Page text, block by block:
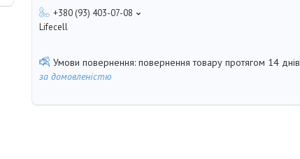
+380 (93) 403-07-08
Lifecell
повернення товару протягом 14 днів
за домовленістю